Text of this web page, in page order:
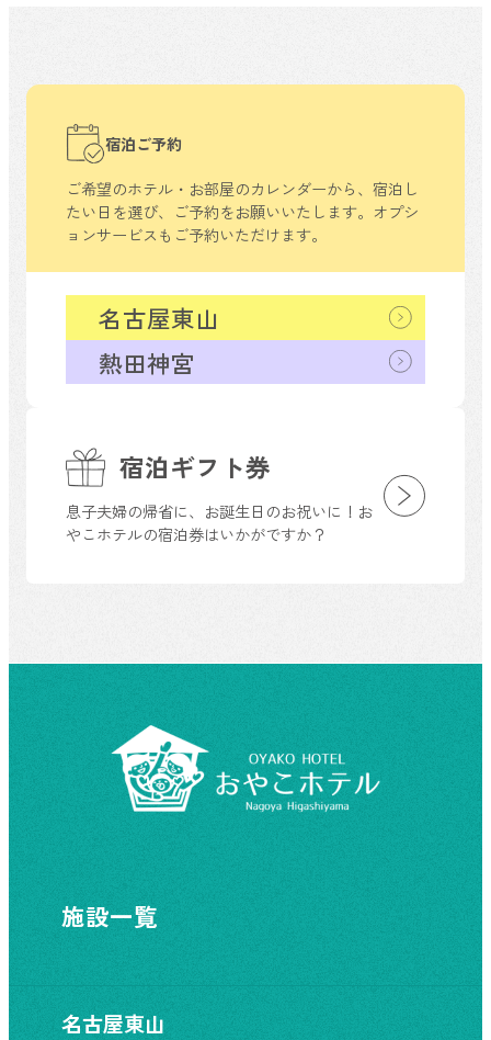
宿泊ギフト券
息子夫婦の帰省に、お誕生日のお祝いに！お
やこホテルの宿泊券はいかがですか？
宿泊ご予約
ご希望のホテル・お部屋のカレンダーから、 宿泊し
たい日を選び、ご予約をお願いいたします。 オプシ
ョンサービスもご予約いただけます。
熱田神宮
名古屋東山
施設一覧
名古屋東山